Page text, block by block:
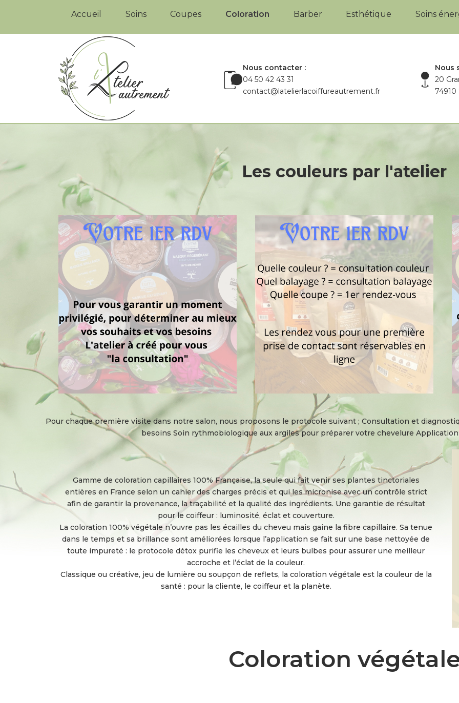
Accueil Soins Coupes Coloration Barber Esthétique Soins
Nous contacter :
04 50 42 43 31
contact@latelierlacoiffureautrement.fr
Nous
20
74910
Les couleurs par l'atelier
Pour chaque première visite dans notre salon, nous proposons le protocole suivant ; Consultation et
besoins Soin rythmobiologique aux argiles pour préparer votre chevelure
Gamme de coloration capillaires 100% Française, la seule qui fait venir ses plantes tinctoriales
entières en France selon un cahier des charges précis et qui les micronise avec un contrôle strict
afin de garantir la provenance, la traçabilité et la qualité des ingrédients. Une garantie de résultat
pour le coiffeur : luminosité, éclat et couverture.
La coloration 100% végétale n’ouvre pas les écailles du cheveu mais gaine la fibre capillaire. Sa tenue
dans le temps et sa brillance sont améliorées lorsque l’application se fait sur une base nettoyée de
toute impureté : le protocole détox purifie les cheveux et leurs bulbes pour assurer une meilleur
accroche et l’éclat de la couleur.
Classique ou créative, jeu de lumière ou soupçon de reflets, la coloration végétale est la couleur de la
santé : pour la cliente, le coiffeur et la planète.
Coloration